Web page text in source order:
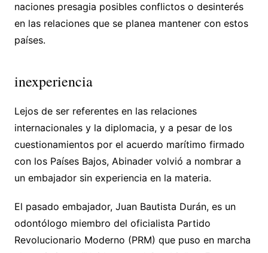
naciones presagia posibles conflictos o desinterés
en las relaciones que se planea mantener con estos
países.
inexperiencia
Lejos de ser referentes en las relaciones
internacionales y la diplomacia, y a pesar de los
cuestionamientos por el acuerdo marítimo firmado
con los Países Bajos, Abinader volvió a nombrar a
un embajador sin experiencia en la materia.
El pasado embajador, Juan Bautista Durán, es un
odontólogo miembro del oficialista Partido
Revolucionario Moderno (PRM) que puso en marcha